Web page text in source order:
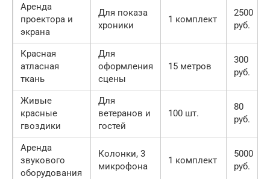
Аренда
проектора и
экрана
Для показа
хроники
1 комплект
2500
руб.
Красная
атласная
ткань
Для
оформления
сцены
15 метров
300
руб.
Живые
красные
гвоздики
Для
ветеранов и
гостей
100 шт.
80
руб.
Аренда
звукового
оборудования
Колонки, 3
микрофона
1 комплект
5000
руб.